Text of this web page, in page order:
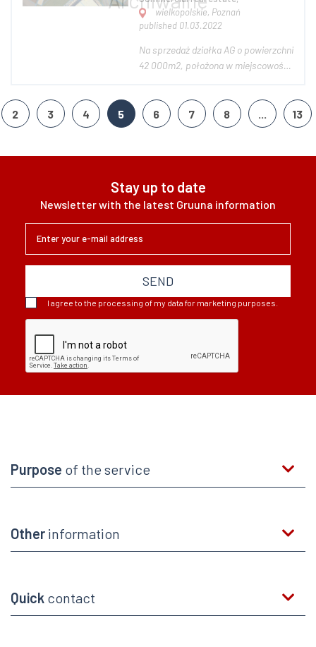
wielkopolskie, Poznań
published 01.03.2022
Na sprzedaż działka AG o powierzchni
42 000m2, położona w miejscowości
tuż przy A2 i S11, 22km od Poznania,
łatwy dojazd do działki z drogi
nierównomi...
2 3 4 5 6 7 8 ... 13
Stay up to date
Newsletter with the latest Gruuna information
SEND
I agree to the processing of my data for marketing purposes.
Purpose of the service
Other information
Quick contact